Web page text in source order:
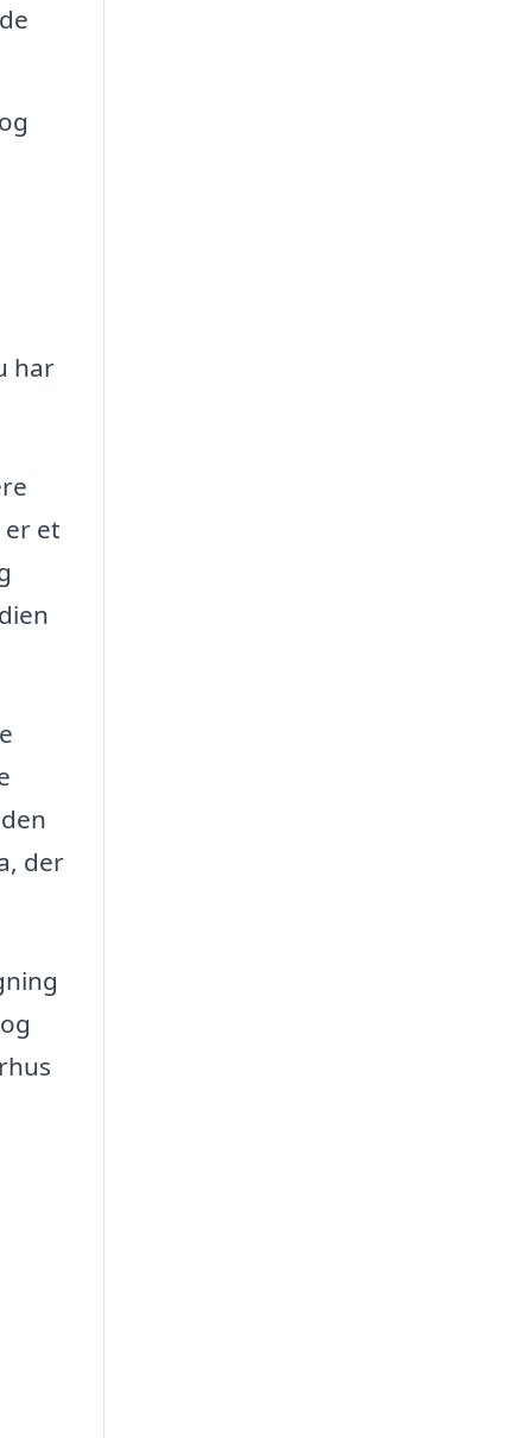
har
er et
der